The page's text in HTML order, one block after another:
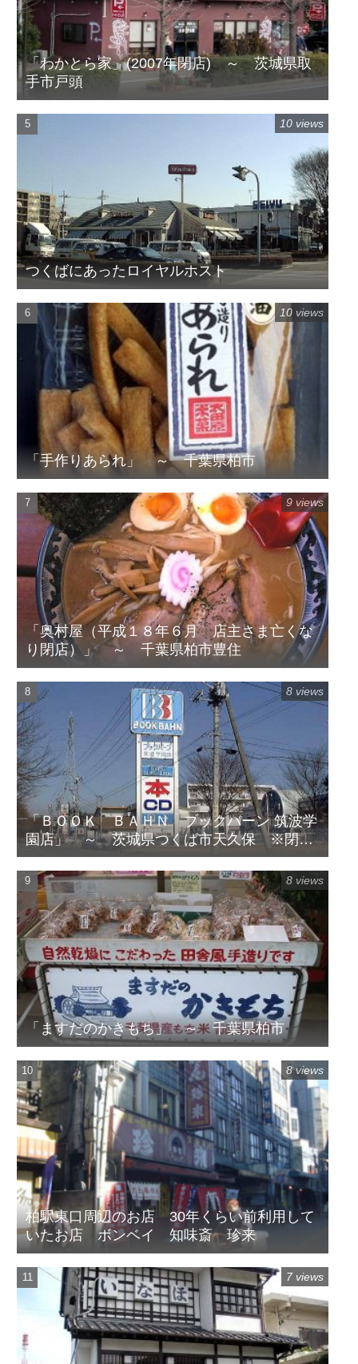
「わかとら家」(2007年閉店) ～ 茨城県取
手市戸頭
つくばにあったロイヤルホスト
10 views
「手作りあられ」 ～ 千葉県柏市
10 views
「奥村屋（平成１８年６月 店主さま亡くな
り閉店）」 ～ 千葉県柏市豊住
9 views
「ＢＯＯＫ ＢＡＨＮ ブックバーン 筑波学
園店」 ～ 茨城県つくば市天久保 ※閉店
してます
8 views
「ますだのかきもち」 ～ 千葉県柏市
8 views
柏駅東口周辺のお店 30年くらい前利用して
いたお店 ボンベイ 知味斎 珍来
8 views
7 views